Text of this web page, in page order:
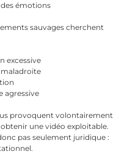
émotions
sauvages cherchent
excessive
maladroite
agressive
provoquent volontairement
une vidéo exploitable.
pas seulement juridique :